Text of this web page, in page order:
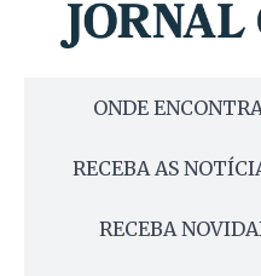
ONDE
RECEBA AS
RECEBA